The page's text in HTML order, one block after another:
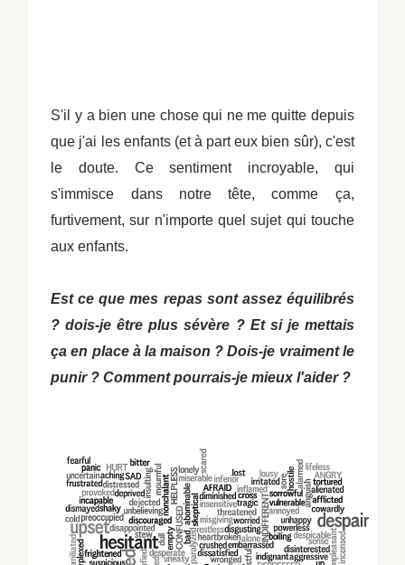
S'il y a bien une chose qui ne me quitte depuis
que j'ai les enfants (et à part eux bien sûr), c'est
le doute. Ce sentiment incroyable, qui
s'immisce dans notre tête, comme ça,
furtivement, sur n'importe quel sujet qui touche
aux enfants.
Est ce que mes repas sont assez équilibrés
? dois-je être plus sévère ? Et si je mettais
ça en place à la maison ? Dois-je vraiment le
punir ? Comment pourrais-je mieux l'aider ?